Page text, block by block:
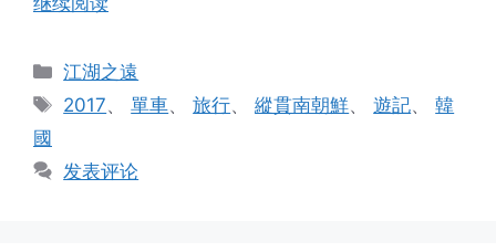
分
类
江湖之遠
标
2017、單車、旅行、縱貫南朝鮮、遊記、韓
國
发表评论